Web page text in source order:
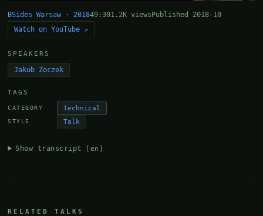
BSides Warsaw · 201849:301.2K views Published 2018-10
Watch on YouTube ↗
SPEAKERS
Jakub Żoczek
TAGS
CATEGORY Technical
STYLE Talk
Show transcript [en]
RELATED TALKS